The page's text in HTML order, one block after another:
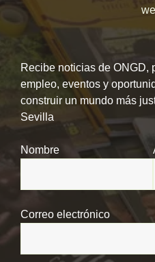
Recibe noticias de ONGD,
empleo, eventos y
construir un mundo más
Sevilla
Nombre
Correo electrónico